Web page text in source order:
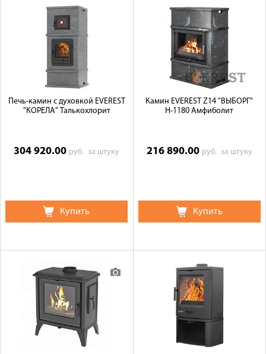
Печь-камин с духовкой EVEREST
"КОРЕЛА" Талькохлорит
304 920.00 руб.за штуку
Купить
Камин EVEREST Z14 "ВЫБОРГ"
Н-1180 Амфиболит
216 890.00 руб. за штуку
Купить